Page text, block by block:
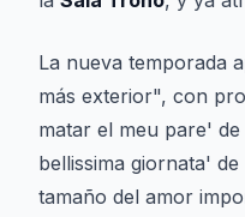
La nueva temporada
más exterior", con
matar el meu pare' de
bellissima giornata' de
tamaño del amor